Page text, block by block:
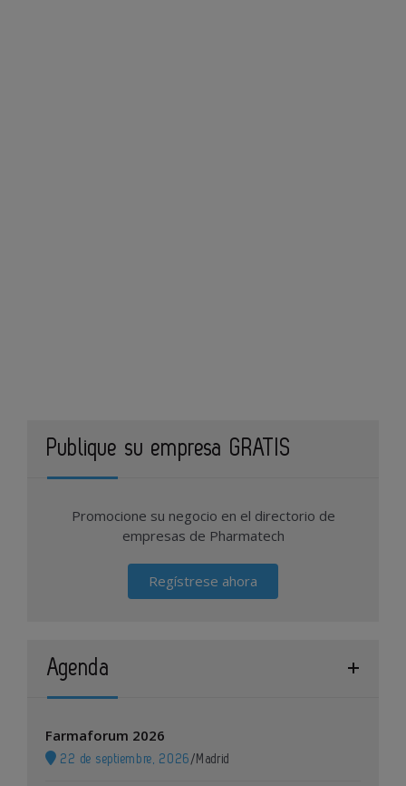
Publique su empresa GRATIS
Promocione su negocio en el directorio de
empresas de Pharmatech
Regístrese ahora
Agenda
Farmaforum 2026
22 de septiembre, 2026 / Madrid